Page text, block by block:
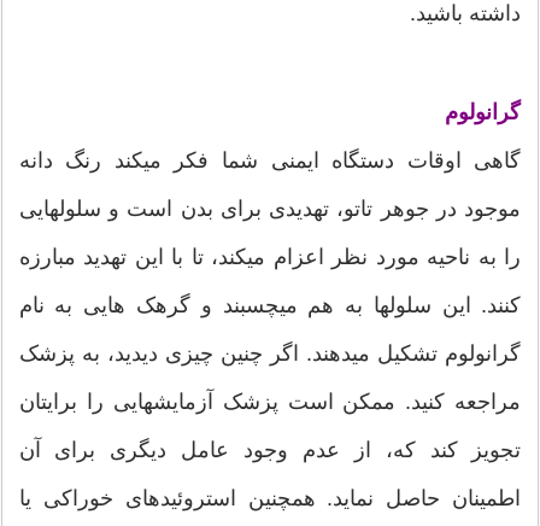
داشته باشید.
گرانولوم
گاهی اوقات دستگاه ایمنی شما فکر میکند رنگ دانه
موجود در جوهر تاتو، تهدیدی برای بدن است و سلولهایی
را به ناحیه مورد نظر اعزام میکند، تا با این تهدید مبارزه
کنند. این سلولها به هم میچسبند و گرهک هایی به نام
گرانولوم تشکیل میدهند. اگر چنین چیزی دیدید، به پزشک
مراجعه کنید. ممکن است پزشک آزمایشهایی را برایتان
تجویز کند که، از عدم وجود عامل دیگری برای آن
اطمینان حاصل نماید. همچنین استروئیدهای خوراکی یا